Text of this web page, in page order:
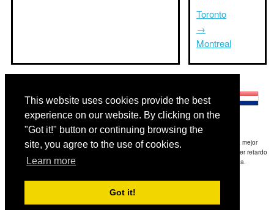
This website uses cookies provide the best
experience on our website. By clicking on the
"Got it!" button or continuing browsing the
site, you agree to the use of cookies.
Learn more
Got it!
Toronto
→
Montreal
Exención de responsabilidad: La información mostrada en este sitio es nuestra mejor
estimación y sólo para su referencia.TripTimeTo.com no es responsable de cualquier retardo
de ida y / o consiguientes daños resultaron de la información proporcionada.
Copyright 2015-2026
Contact Usfor feedback.